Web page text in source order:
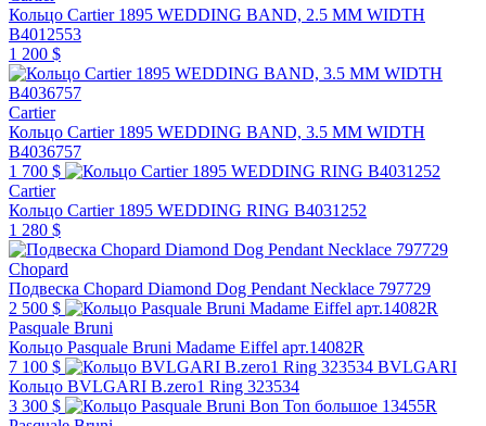
Кольцо Cartier 1895 WEDDING BAND, 2.5 MM WIDTH
B4012553
1 200 $
Cartier
Кольцо Cartier 1895 WEDDING BAND, 3.5 MM WIDTH
B4036757
1 700 $
Cartier
Кольцо Cartier 1895 WEDDING RING B4031252
1 280 $
Chopard
Подвеска Chopard Diamond Dog Pendant Necklace 797729
2 500 $
Pasquale Bruni
Кольцо Pasquale Bruni Madame Eiffel арт.14082R
7 100 $
BVLGARI
Кольцо BVLGARI B.zero1 Ring 323534
3 300 $